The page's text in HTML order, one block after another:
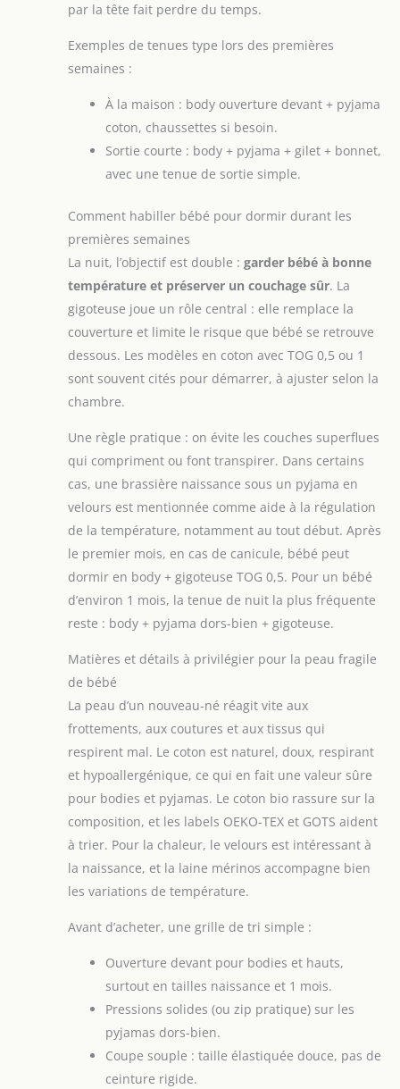
par la tête fait perdre du temps.
Exemples de tenues type lors des premières
semaines :
À la maison : body ouverture devant + pyjama
coton, chaussettes si besoin.
Sortie courte : body + pyjama + gilet + bonnet,
avec une tenue de sortie simple.
Comment habiller bébé pour dormir durant les
premières semaines
La nuit, l’objectif est double : garder bébé à bonne
température et préserver un couchage sûr. La
gigoteuse joue un rôle central : elle remplace la
couverture et limite le risque que bébé se retrouve
dessous. Les modèles en coton avec TOG 0,5 ou 1
sont souvent cités pour démarrer, à ajuster selon la
chambre.
Une règle pratique : on évite les couches superflues
qui compriment ou font transpirer. Dans certains
cas, une brassière naissance sous un pyjama en
velours est mentionnée comme aide à la régulation
de la température, notamment au tout début. Après
le premier mois, en cas de canicule, bébé peut
dormir en body + gigoteuse TOG 0,5. Pour un bébé
d’environ 1 mois, la tenue de nuit la plus fréquente
reste : body + pyjama dors-bien + gigoteuse.
Matières et détails à privilégier pour la peau fragile
de bébé
La peau d’un nouveau-né réagit vite aux
frottements, aux coutures et aux tissus qui
respirent mal. Le coton est naturel, doux, respirant
et hypoallergénique, ce qui en fait une valeur sûre
pour bodies et pyjamas. Le coton bio rassure sur la
composition, et les labels OEKO-TEX et GOTS aident
à trier. Pour la chaleur, le velours est intéressant à
la naissance, et la laine mérinos accompagne bien
les variations de température.
Avant d’acheter, une grille de tri simple :
Ouverture devant pour bodies et hauts,
surtout en tailles naissance et 1 mois.
Pressions solides (ou zip pratique) sur les
pyjamas dors-bien.
Coupe souple : taille élastiquée douce, pas de
ceinture rigide.